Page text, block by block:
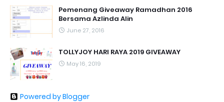
Pemenang Giveaway Ramadhan 2016
Bersama Azlinda Alin
June 27, 2016
TOLLYJOY HARI RAYA 2019 GIVEAWAY
May 16, 2019
Powered by Blogger